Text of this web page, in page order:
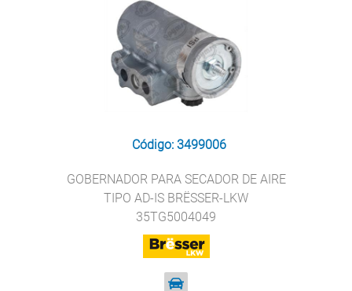
Código: 3499006
GOBERNADOR PARA SECADOR DE AIRE
TIPO AD-IS BRËSSER-LKW
35TG5004049